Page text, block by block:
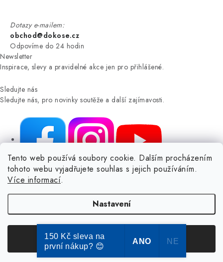
Tento web používá soubory cookie. Dalším procházením
tohoto webu vyjadřujete souhlas s jejich používáním.
Více informací.
Nastavení
Souhlasím
Dotazy e-mailem:
obchod@dokose.cz
Odpovíme do 24 hodin
Newsletter
Inspirace, slevy a pravidelné akce jen pro přihlášené.
Sledujte nás
Sledujte nás, pro novinky soutěže a další zajímavosti.
NIKARO, s.r.o.
- Dokoše.cz, Veselka 48, 259 01 Olbramovice -
Votice, ČESKÁ REPUBLIKA
Podle zákona o evidenci tržeb je prodávající povinen vystavit
Zároveň je povinen zaevidovat přijatou tržbu u správce daně online; v
případě technického výpadku pak nejpozději do 48 hodin.
© Copyright 2004-2024 Dokose.cz | webdesign 2bcreative.cz
150 Kč sleva na
první nákup? 😊
ANO NE